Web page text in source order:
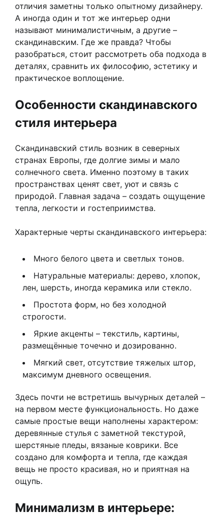
отличия заметны только опытному дизайнеру.
А иногда один и тот же интерьер одни
называют минималистичным, а другие –
скандинавским. Где же правда? Чтобы
разобраться, стоит рассмотреть оба подхода в
деталях, сравнить их философию, эстетику и
практическое воплощение.
Особенности скандинавского
стиля интерьера
Скандинавский стиль возник в северных
странах Европы, где долгие зимы и мало
солнечного света. Именно поэтому в таких
пространствах ценят свет, уют и связь с
природой. Главная задача – создать ощущение
тепла, легкости и гостеприимства.
Характерные черты скандинавского интерьера:
Много белого цвета и светлых тонов.
Натуральные материалы: дерево, хлопок,
лен, шерсть, иногда керамика или стекло.
Простота форм, но без холодной
строгости.
Яркие акценты – текстиль, картины,
размещённые точечно и дозированно.
Мягкий свет, отсутствие тяжелых штор,
максимум дневного освещения.
Здесь почти не встретишь вычурных деталей –
на первом месте функциональность. Но даже
самые простые вещи наполнены характером:
деревянные стулья с заметной текстурой,
шерстяные пледы, вязаные коврики. Все
создано для комфорта и тепла, где каждая
вещь не просто красивая, но и приятная на
ощупь.
Минимализм в интерьере: